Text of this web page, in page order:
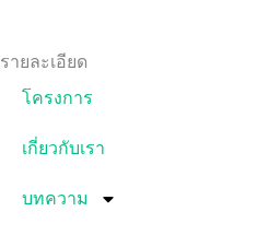
รายละเอียด
โครงการ
เกี่ยวกับเรา
บทความ